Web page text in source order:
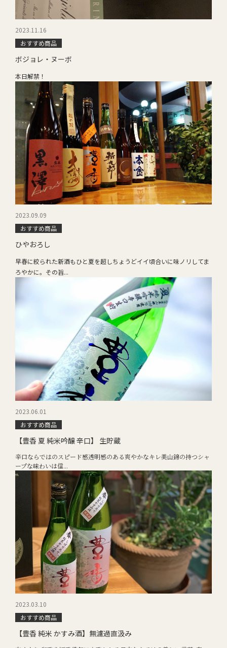
2023.11.16
おすすめ商品
ボジョレ・ヌーボ
本日解禁！
2023.09.09
おすすめ商品
ひやおろし
早春に絞られた新酒もひと夏を超しちょうどイイ頃合いに味ノリしてま
ろやかに。その旨...
2023.06.01
おすすめ商品
【豊香 夏 純米吟醸 辛口】 生貯蔵
辛口ならではのスピード感透明感のある爽やかなキレ美山錦の持つシャ
ープな味わいは信...
2023.03.10
おすすめ商品
【豊香 純米 かすみ酒】無濾過直汲み